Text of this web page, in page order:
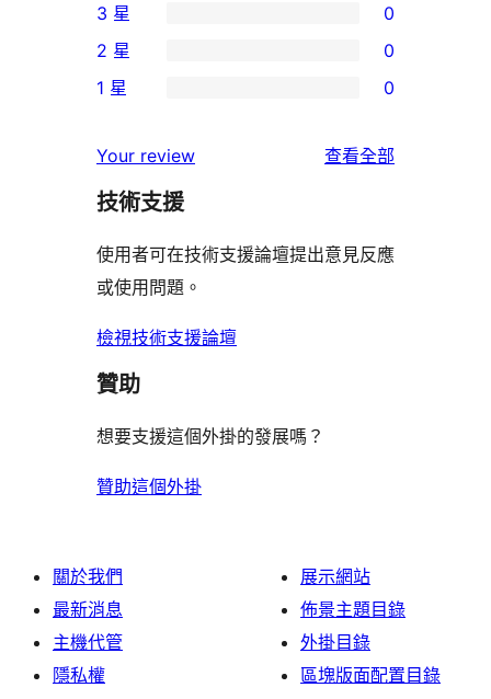
5
星
使
者
論
個
4
星
用
者
論
0
個
3
使
用
評
論
3 星 0
個
星
使
者
評
論
2 星 0
1
星
用
者
評
1 星 0
Your review 查看全部
評
技術支援
使用者可在技術支援論壇提出意見反應
或使用問題。
檢視技術支援論壇
贊助
想要支援這個外掛的發展嗎？
贊助這個外掛
關於我們
最新消息
主機代管
隱私權
展示網站
佈景主題目錄
外掛目錄
區塊版面配置目錄